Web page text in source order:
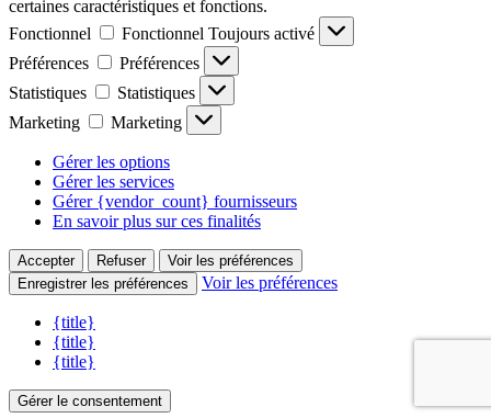
certaines caractéristiques et fonctions.
Fonctionnel
Fonctionnel Toujours activé
Préférences
Préférences
Statistiques
Statistiques
Marketing
Marketing
Gérer les options
Gérer les services
Gérer {vendor_count} fournisseurs
En savoir plus sur ces finalités
Accepter Refuser
Voir les préférences
Enregistrer les préférences
Voir les préférences
{title}
{title}
{title}
Gérer le consentement